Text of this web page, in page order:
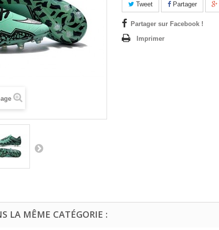
Tweet Partager
Partager sur Facebook !
Imprimer
LA MÊME CATÉGORIE :